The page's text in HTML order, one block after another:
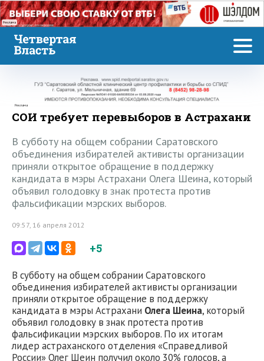
Реклама
Реклама
СОИ требует перевыборов в Астрахани
В субботу на общем собрании Саратовского
объединения избирателей активисты организации
приняли открытое обращение в поддержку
кандидата в мэры Астрахани Олега Шеина, который
объявил голодовку в знак протеста против
фальсификации мэрских выборов.
09:57, 16 апреля 2012
+5
В субботу на общем собрании Саратовского
объединения избирателей активисты организации
приняли открытое обращение в поддержку
кандидата в мэры Астрахани Олега Шеина, который
объявил голодовку в знак протеста против
фальсификации мэрских выборов. По их итогам
лидер астраханского отделения «Справедливой
России» Олег Шеин получил около 30% голосов, а